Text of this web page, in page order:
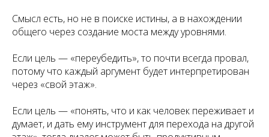
Смысл есть, но не в поиске истины, а в нахождении
общего через создание моста между уровнями.
Если цель — «переубедить», то почти всегда провал,
потому что каждый аргумент будет интерпретирован
через «свой этаж».
Если цель — «понять, что и как человек переживает и
думает, и дать ему инструмент для перехода на другой